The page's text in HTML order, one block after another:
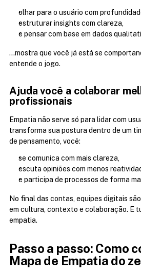
olhar para o usuário com
estruturar insights com clareza,
e pensar com base em dados
…mostra que você já está se
entende o jogo.
Ajuda você a colaborar
profissionais
Empatia não serve só para lidar com
transforma sua postura dentro de um
de pensamento, você:
se comunica com mais clareza,
escuta opiniões com menos
e participa de processos de forma
No final das contas, equipes digitais
em cultura, contexto e colaboração. E
empatia.
Passo a passo: Como
Mapa de Empatia do